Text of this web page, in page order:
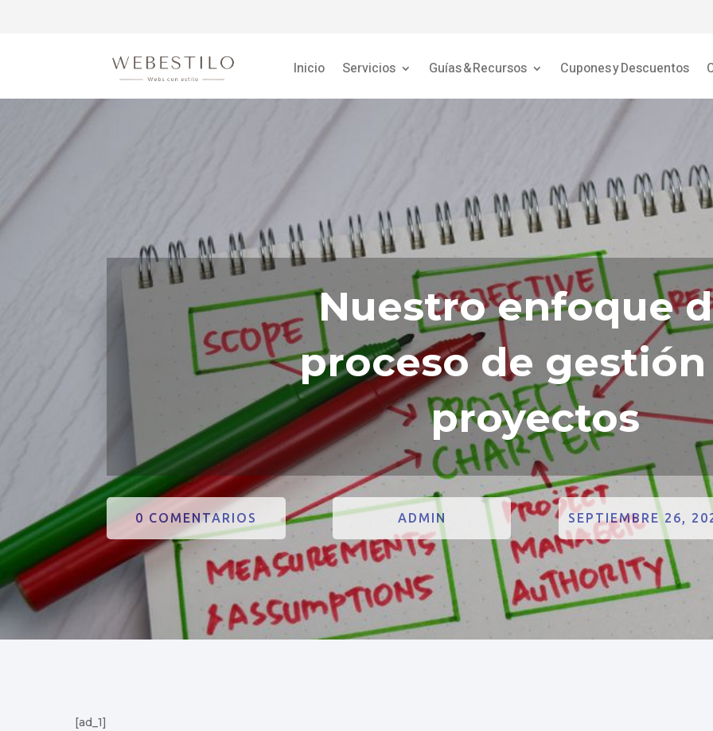
Inicio Servicios Guías & Recursos Cupones y Descuentos
Nuestro enfoque
proceso de gestión
proyectos
0 COMENTARIOS ADMIN SEPTIEMBRE 26,
[ad_1]